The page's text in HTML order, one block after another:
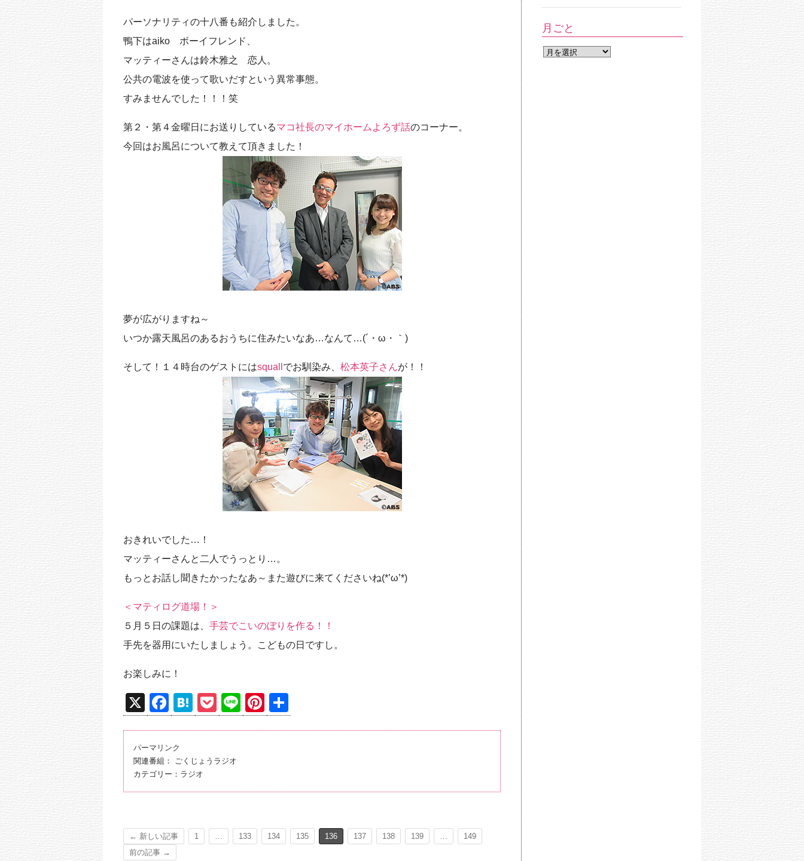
パーソナリティの十八番も紹介しました。
鴨下はaiko ボーイフレンド、
マッティーさんは鈴木雅之 恋人。
公共の電波を使って歌いだすという異常事態。
すみませんでした！！！笑
第２・第４金曜日にお送りしているマコ社長のマイホームよろず話のコーナー。
今回はお風呂について教えて頂きました！
夢が広がりますね～
いつか露天風呂のあるおうちに住みたいなあ…なんて…(´・ω・｀)
そして！１４時台のゲストにはsquall でお馴染み、 松本英子さんが！！
おきれいでした…！
マッティーさんと二人でうっとり…。
もっとお話し聞きたかったなあ～また遊びに来てくださいね(*’ω’*)
＜マティログ道場！＞
５月５日の課題は、 手芸でこいのぼりを作る！！
手先を器用にいたしましょう。こどもの日ですし。
お楽しみに！
X
F
a
c
e
b
o
k
H
at
n
a
P
o
et
Li
n
Pi
nt 有
パーマリンク
関連番組：
ごくじょうラジオ
カテゴリー： ラジオ
← 新しい記事 1 133 134 135 136 137 138 139
149
前の記事 →
月ごと